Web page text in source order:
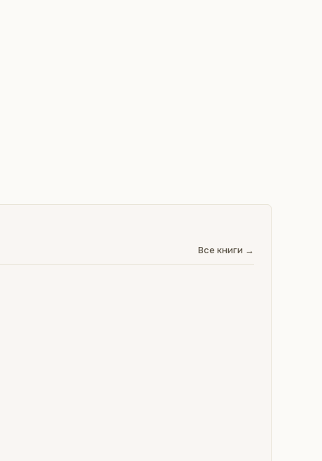
Все книги →